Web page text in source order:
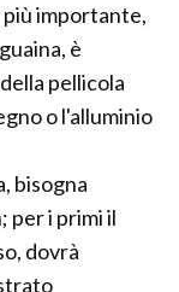
importante,
è
pellicola
o l'alluminio
bisogna
per i primi il
dovrà